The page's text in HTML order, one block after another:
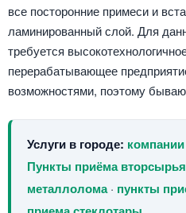
все посторонние примеси и
ламинированный слой. Для
требуется
перерабатывающее
возможностями, поэтому
Услуги в городе:
Пункты приёма вторсырья
металлолома· пункты